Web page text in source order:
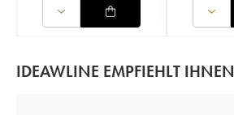
IDEAWLINE EMPFIEHLT IHNEN